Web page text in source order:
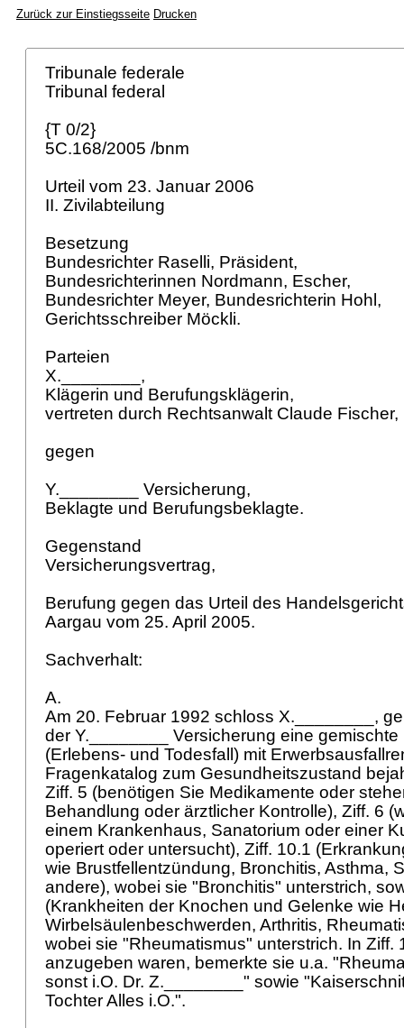
Zurück zur Einstiegsseite Drucken
Tribunale federale
Tribunal federal
{T 0/2}
5C.168/2005 /bnm
Urteil vom 23. Januar 2006
II. Zivilabteilung
Besetzung
Bundesrichter Raselli, Präsident,
Bundesrichterinnen Nordmann, Escher,
Bundesrichter Meyer, Bundesrichterin Hohl,
Gerichtsschreiber Möckli.
Parteien
X.________,
Klägerin und Berufungsklägerin,
vertreten durch Rechtsanwalt Claude Fischer,
gegen
Y.________ Versicherung,
Beklagte und Berufungsbeklagte.
Gegenstand
Versicherungsvertrag,
Berufung gegen das Urteil des
Aargau vom 25. April 2005.
Sachverhalt:
A.
Am 20. Februar 1992 schloss X.________,
der Y.________ Versicherung eine
(Erlebens- und Todesfall) mit
Fragenkatalog zum Gesundheitszustand
Ziff. 5 (benötigen Sie Medikamente oder
Behandlung oder ärztlicher Kontrolle), Ziff. 6
einem Krankenhaus, Sanatorium oder einer
operiert oder untersucht), Ziff. 10.1
wie Brustfellentzündung, Bronchitis, Asthma,
andere), wobei sie "Bronchitis" unterstrich,
(Krankheiten der Knochen und Gelenke wie
Wirbelsäulenbeschwerden, Arthritis,
wobei sie "Rheumatismus" unterstrich. In Ziff.
anzugeben waren, bemerkte sie u.a.
sonst i.O. Dr. Z.________" sowie
Tochter Alles i.O.".